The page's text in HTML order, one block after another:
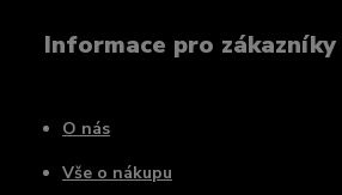
Informace pro zákazníky
O nás
Vše o nákupu